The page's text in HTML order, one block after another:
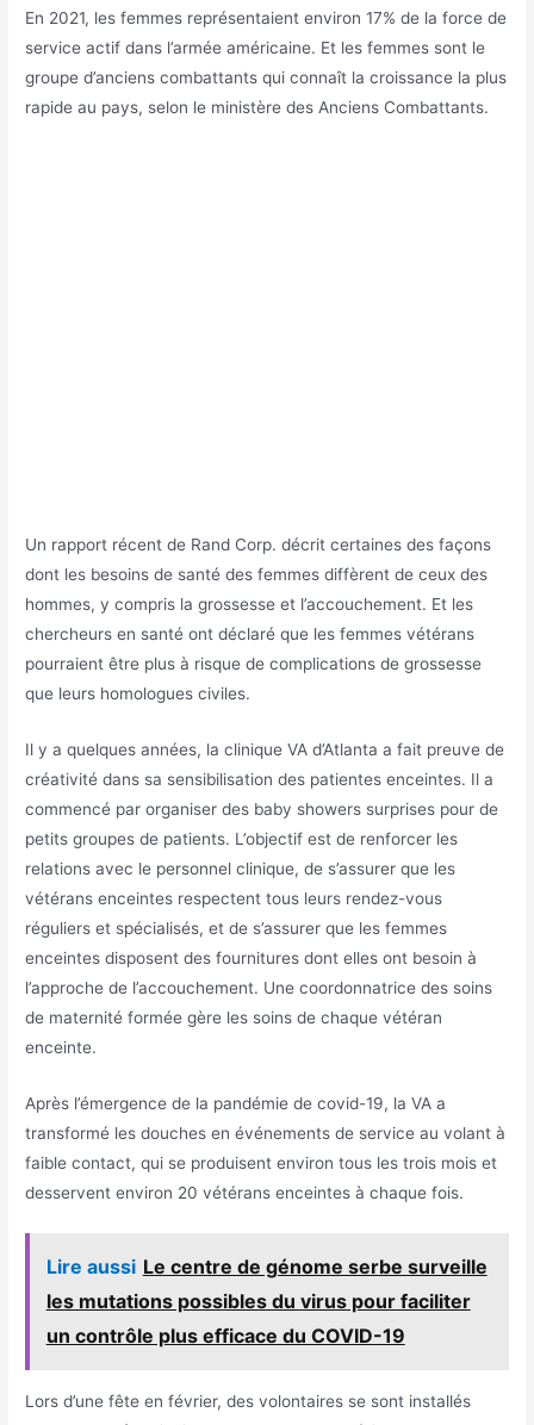
En 2021, les femmes représentaient environ 17% de la force de
service actif dans l’armée américaine. Et les femmes sont le
groupe d’anciens combattants qui connaît la croissance la plus
rapide au pays, selon le ministère des Anciens Combattants.
Un rapport récent de Rand Corp. décrit certaines des façons
dont les besoins de santé des femmes diffèrent de ceux des
hommes, y compris la grossesse et l’accouchement. Et les
chercheurs en santé ont déclaré que les femmes vétérans
pourraient être plus à risque de complications de grossesse
que leurs homologues civiles.
Il y a quelques années, la clinique VA d’Atlanta a fait preuve de
créativité dans sa sensibilisation des patientes enceintes. Il a
commencé par organiser des baby showers surprises pour de
petits groupes de patients. L’objectif est de renforcer les
relations avec le personnel clinique, de s’assurer que les
vétérans enceintes respectent tous leurs rendez-vous
réguliers et spécialisés, et de s’assurer que les femmes
enceintes disposent des fournitures dont elles ont besoin à
l’approche de l’accouchement. Une coordonnatrice des soins
de maternité formée gère les soins de chaque vétéran
enceinte.
Après l’émergence de la pandémie de covid-19, la VA a
transformé les douches en événements de service au volant à
faible contact, qui se produisent environ tous les trois mois et
desservent environ 20 vétérans enceintes à chaque fois.
Lire aussi Le centre de génome serbe surveille
les mutations possibles du virus pour faciliter
un contrôle plus efficace du COVID-19
Lors d’une fête en février, des volontaires se sont installés